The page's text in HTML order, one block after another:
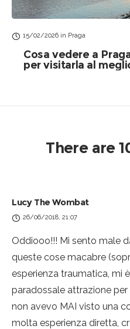
15/02/2026 in Praga
Cosa vedere a
per visitarla al
There are
Lucy The Wombat
26/06/2018, 21:07
Oddiooo!!! Mi sento male
queste cose macabre
esperienza traumatica, mi
paradossale attrazione
non avevo MAI visto una
molta esperienza diretta,